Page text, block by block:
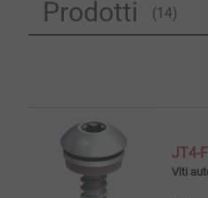
Prodotti (14)
JT4-
Viti